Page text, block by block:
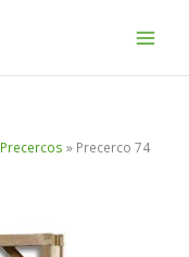
Precercos » Precerco 74